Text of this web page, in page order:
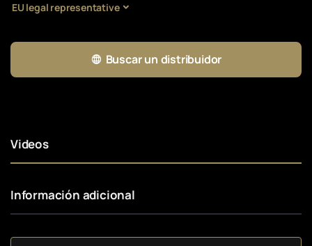
EU legal representative
Buscar un distribuidor
Videos
Información adicional